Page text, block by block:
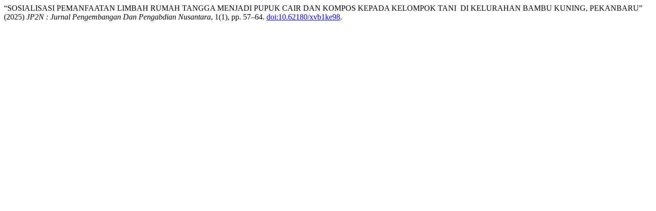
“SOSIALISASI PEMANFAATAN LIMBAH RUMAH TANGGA MENJADI PUPUK CAIR DAN KOMPOS KEPADA KELOMPOK TANI DI KELURAHAN BAMBU KUNING, PEKANBARU”
(2025) JP2N : Jurnal Pengembangan Dan Pengabdian Nusantara, 1(1), pp. 57–64. doi:10.62180/xvb1ke98.